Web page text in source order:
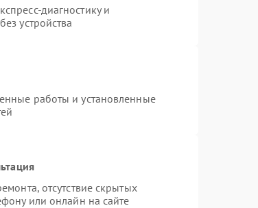
диагностику и
устройства
работы и установленные
отсутствие скрытых
или онлайн на сайте